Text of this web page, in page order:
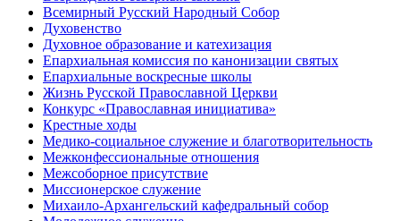
Всемирный Русский Народный Собор
Духовенство
Духовное образование и катехизация
Епархиальная комиссия по канонизации святых
Епархиальные воскресные школы
Жизнь Русской Православной Церкви
Конкурс «Православная инициатива»
Крестные ходы
Медико-социальное служение и благотворительность
Межконфессиональные отношения
Межсоборное присутствие
Миссионерское служение
Михаило-Архангельский кафедральный собор